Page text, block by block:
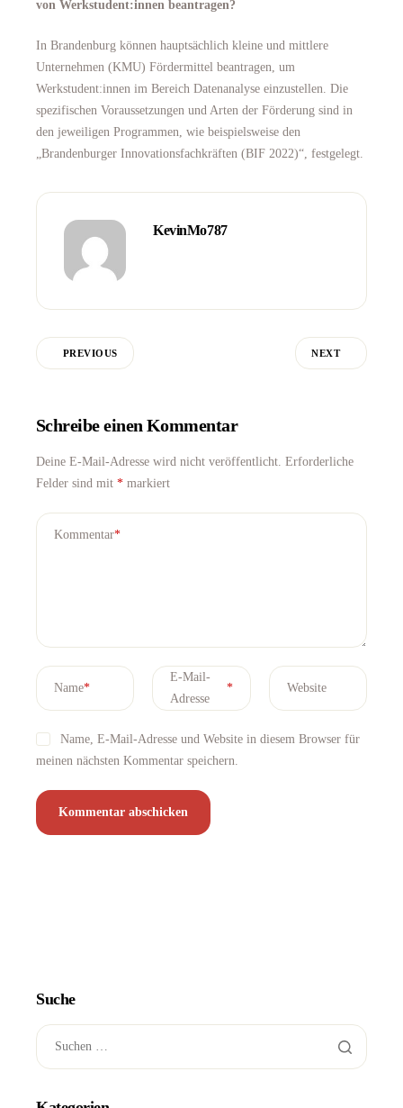
von Werkstudent:innen beantragen?
In Brandenburg können hauptsächlich kleine und mittlere
Unternehmen (KMU) Fördermittel beantragen, um
Werkstudent:innen im Bereich Datenanalyse einzustellen. Die
spezifischen Voraussetzungen und Arten der Förderung sind in
den jeweiligen Programmen, wie beispielsweise den
„Brandenburger Innovationsfachkräften (BIF 2022)“, festgelegt.
KevinMo787
PREVIOUS NEXT
Schreibe einen Kommentar
Deine E-Mail-Adresse wird nicht veröffentlicht. Erforderliche
Felder sind mit * markiert
Kommentar*
Name*
E-Mail-
Adresse
* Website
Name, E-Mail-Adresse und Website in diesem Browser für
meinen nächsten Kommentar speichern.
Suche